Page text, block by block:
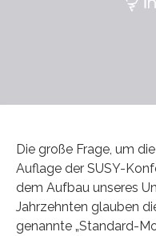
Die große Frage, um
Auflage der SUSY-
dem Aufbau unseres
Jahrzehnten glauben
genannte „Standard-